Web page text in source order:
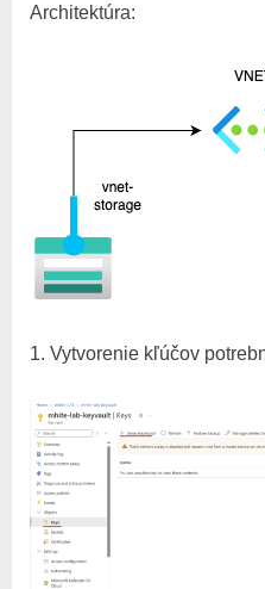
Architektúra:
Vytvorenie kľúčov